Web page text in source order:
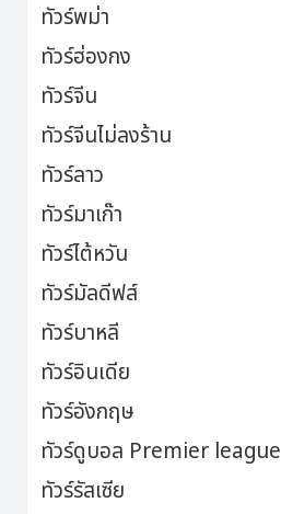
ทัวร์พม่า
ทัวร์ฮ่องกง
ทัวร์จีน
ทัวร์จีนไม่ลงร้าน
ทัวร์ลาว
ทัวร์มาเก๊า
ทัวร์ไต้หวัน
ทัวร์มัลดีฟส์
ทัวร์บาหลี
ทัวร์อินเดีย
ทัวร์อังกฤษ
ทัวร์ดูบอล Premier league
ทัวร์รัสเซีย